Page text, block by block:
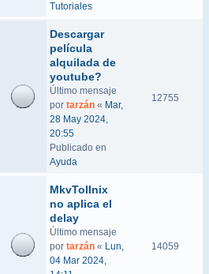
Tutoriales
Descargar
película
alquilada de
youtube?
Último mensaje
por tarzán « Mar,
28 May 2024,
20:55
Publicado en
Ayuda
12755
MkvTollnix
no aplica el
delay
Último mensaje
por tarzán « Lun,
04 Mar 2024,
14059